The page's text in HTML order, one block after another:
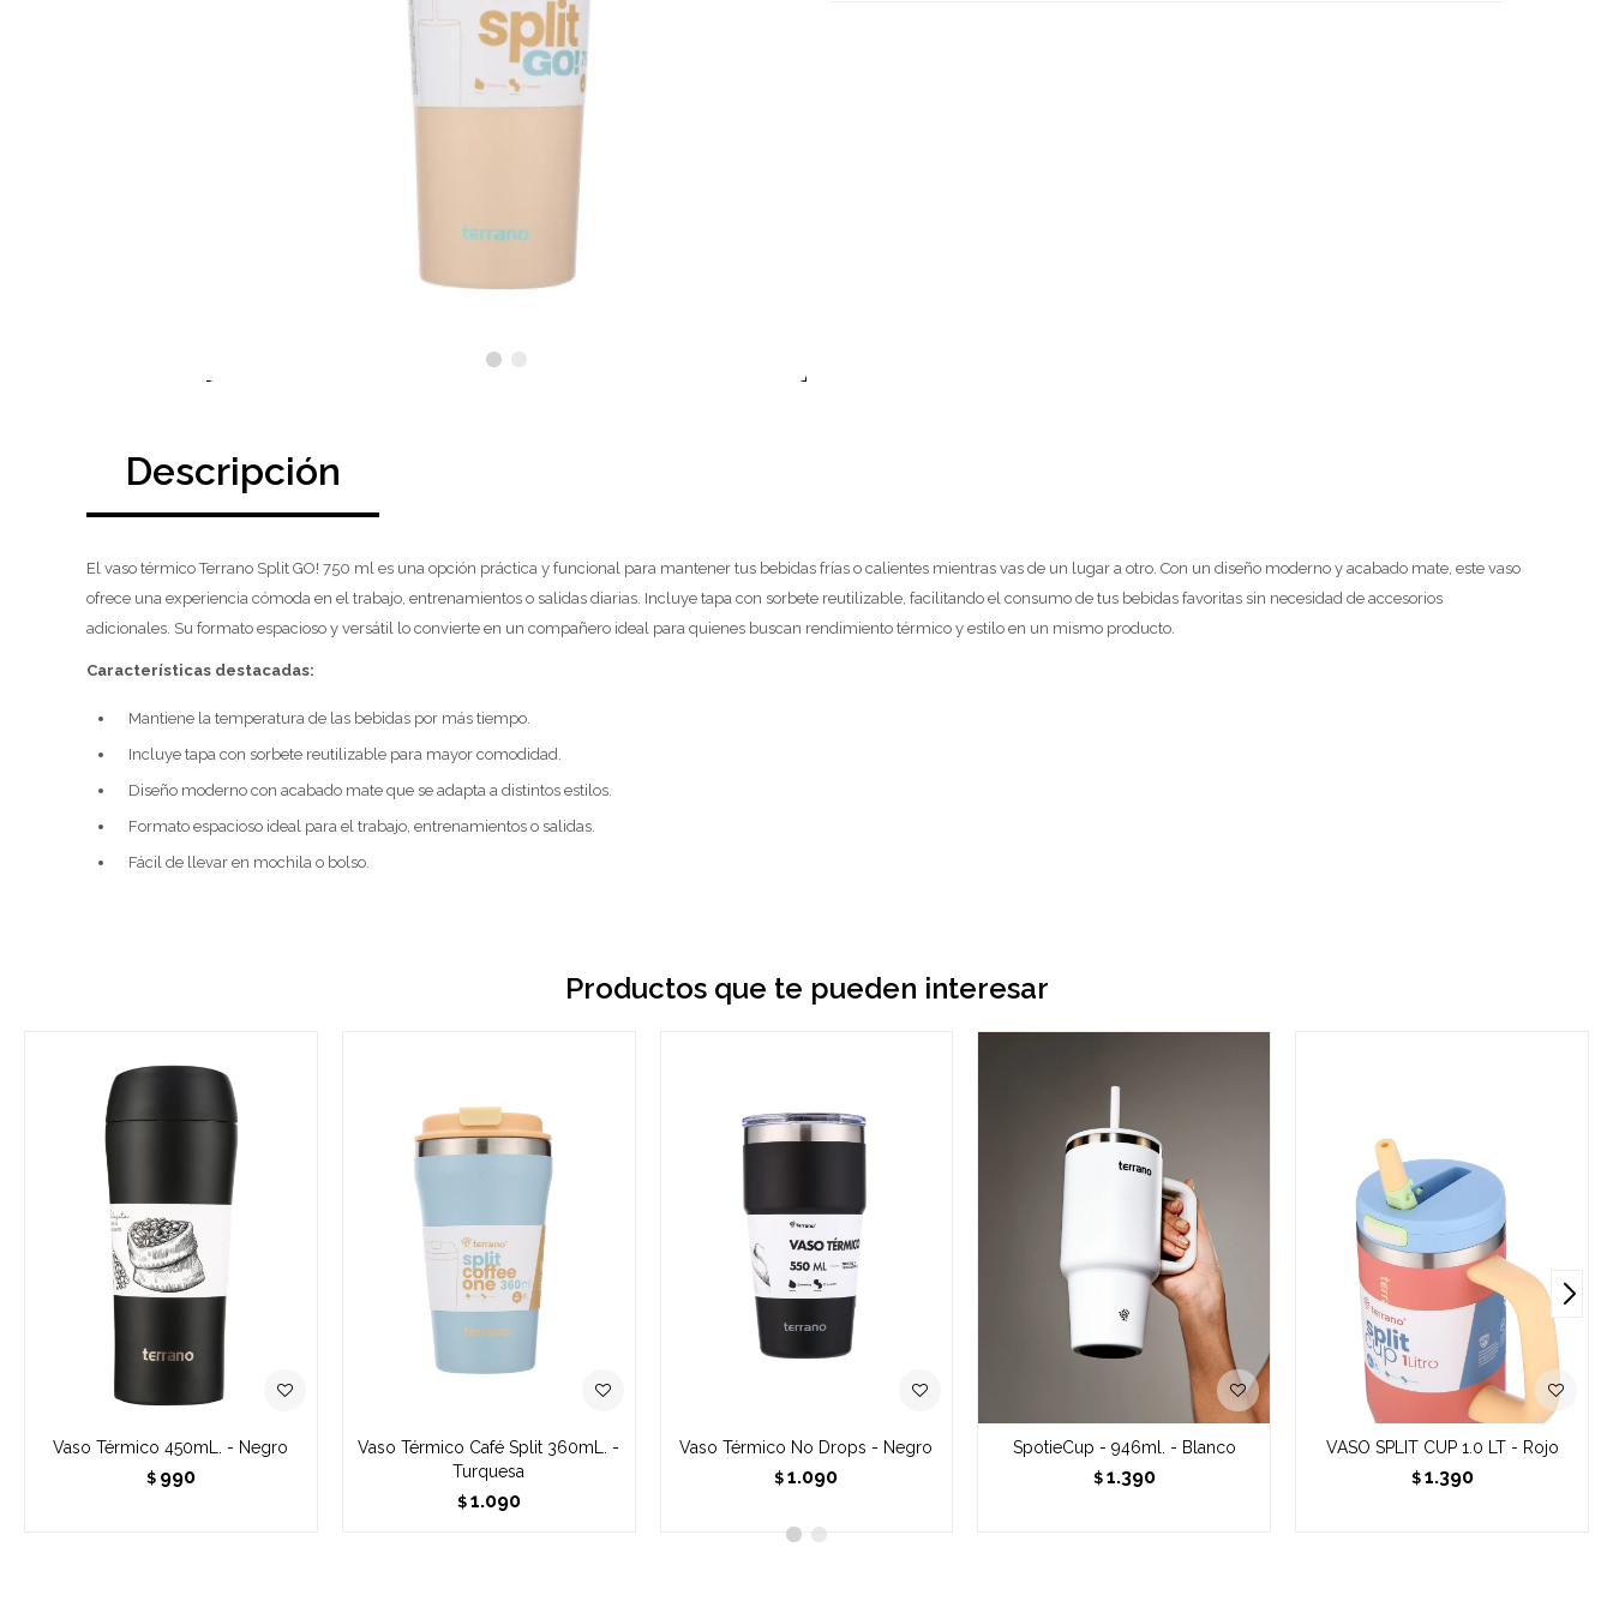
Descripción
El vaso térmico Terrano Split GO! 750 ml es una opción práctica y funcional para mantener tus bebidas frías o calientes mientras vas de un lugar a otro. Con un diseño moderno y acabado mate, este vaso
ofrece una experiencia cómoda en el trabajo, entrenamientos o salidas diarias. Incluye tapa con sorbete reutilizable, facilitando el consumo de tus bebidas favoritas sin necesidad de accesorios
adicionales. Su formato espacioso y versátil lo convierte en un compañero ideal para quienes buscan rendimiento térmico y estilo en un mismo producto.
Características destacadas:
Mantiene la temperatura de las bebidas por más tiempo.
Incluye tapa con sorbete reutilizable para mayor comodidad.
Diseño moderno con acabado mate que se adapta a distintos estilos.
Formato espacioso ideal para el trabajo, entrenamientos o salidas.
Fácil de llevar en mochila o bolso.
Productos que te pueden interesar
Vaso Térmico 450mL. - Negro
$ 990
Vaso Térmico Café Split 360mL. -
Turquesa
$ 1.090
Vaso Térmico No Drops - Negro
$ 1.090
SpotieCup - 946ml. - Blanco
$ 1.390
VASO SPLIT CUP 1.0 LT - Rojo
$ 1.390